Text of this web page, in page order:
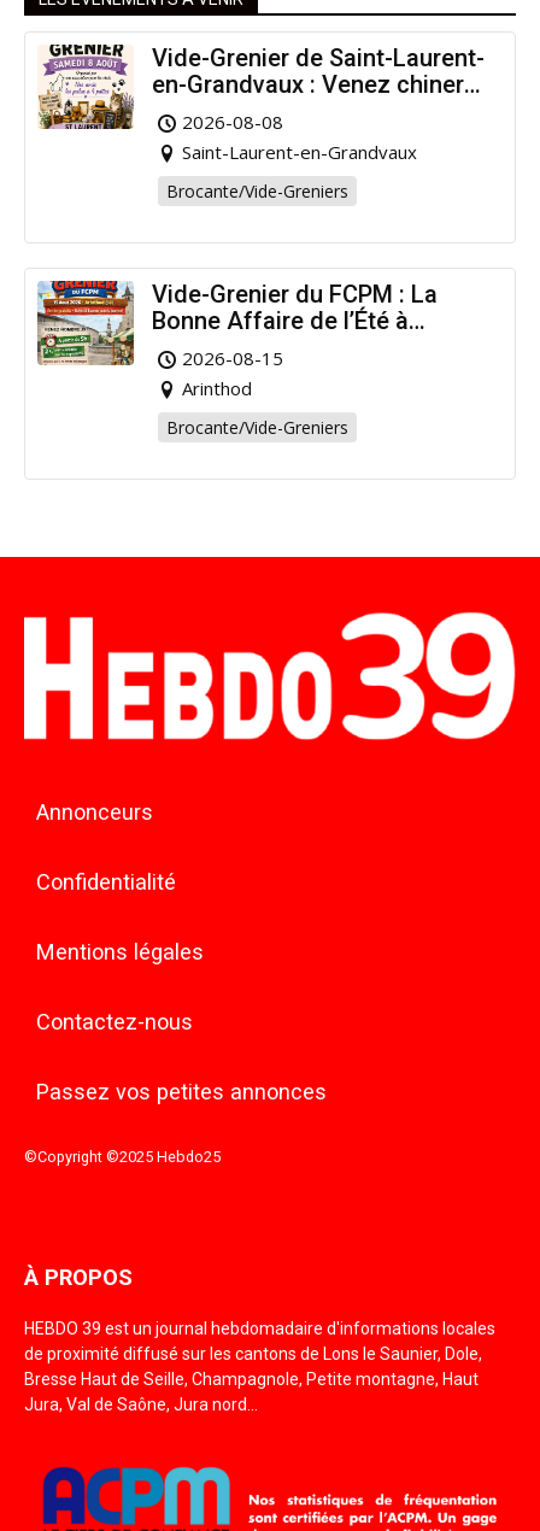
Vide-Grenier de Saint-Laurent-
en-Grandvaux : Venez chiner
pour la bonne cause !
2026-08-08
Saint-Laurent-en-Grandvaux
Brocante/Vide-Greniers
Vide-Grenier du FCPM : La
Bonne Affaire de l’Été à
Arinthod !
2026-08-15
Arinthod
Brocante/Vide-Greniers